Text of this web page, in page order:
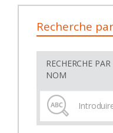
RECHERCHE PAR
NOM